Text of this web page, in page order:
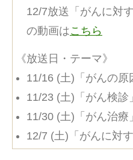
12/7放送「がんに対
の動画は こちら
《放送日・テーマ》
11/16 (土)「がんの原
11/23 (土)「がん検診」
11/30 (土)「がん治療」
12/7 (土)「がんに対